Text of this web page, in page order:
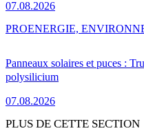
07.08.2026
Panneaux solaires et puces :
polysilicium
07.08.2026
PROENERGIE,
PLUS DE CETTE SECTION